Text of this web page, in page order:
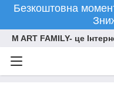
Безкоштовна
M ART FAMILY- це